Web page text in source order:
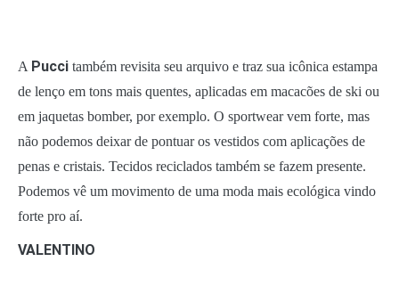
A Pucci também revisita seu arquivo e traz sua icônica estampa
de lenço em tons mais quentes, aplicadas em macacões de ski ou
em jaquetas bomber, por exemplo. O sportwear vem forte, mas
não podemos deixar de pontuar os vestidos com aplicações de
penas e cristais. Tecidos reciclados também se fazem presente.
Podemos vê um movimento de uma moda mais ecológica vindo
forte pro aí.
VALENTINO